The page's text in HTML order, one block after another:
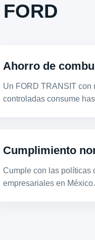
Ahorro de
Un FORD TRANSIT con
controladas consume
Cumplimiento
Cumple con las políticas
empresariales en México.